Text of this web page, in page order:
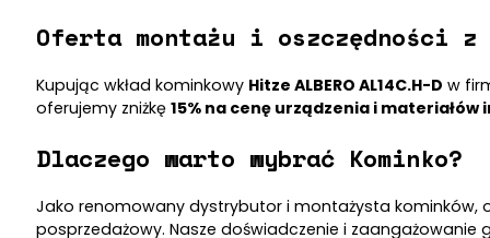
Oferta montażu i oszczędności z
Kupując wkład kominkowy Hitze ALBERO AL14C.H-D w
oferujemy zniżkę 15% na cenę urządzenia i
Dlaczego warto wybrać Kominko?
Jako renomowany dystrybutor i montażysta kominków,
posprzedażowy. Nasze doświadczenie i zaangażowanie